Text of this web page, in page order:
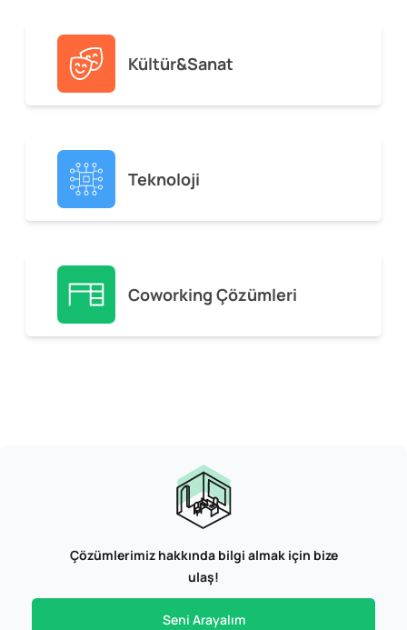
Kültür&Sanat
Teknoloji
Coworking Çözümleri
Çözümlerimiz hakkında bilgi almak için bize
ulaş!
Seni Arayalım